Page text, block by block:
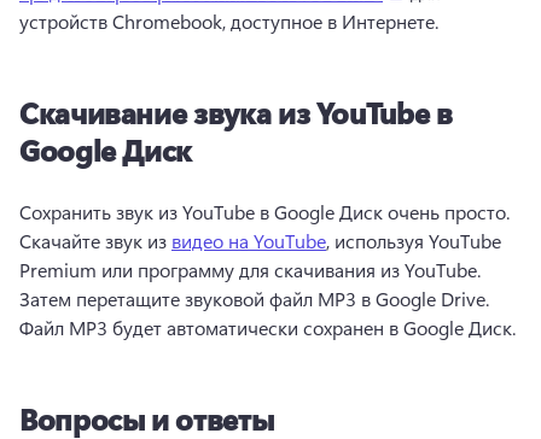
устройств Chromebook, доступное в Интернете.
Скачивание звука из YouTube в
Google Диск
Скачайте звук из видео на YouTube, используя YouTube
Premium или программу для скачивания из YouTube.
Файл MP3 будет автоматически сохранен в Google Диск.
Вопросы и ответы